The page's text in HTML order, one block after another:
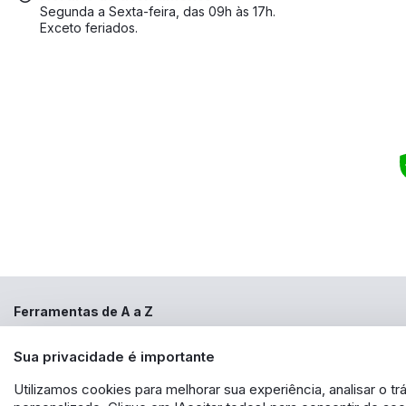
Segunda a Sexta-feira, das 09h às 17h.
Exceto feriados.
Sua privacidade é importante
Utilizamos cookies para melhorar sua experiência, analisar o
Ferramentas de A a Z
aqui veiculados são de propriedade exclusiva da FERRAMENTAS DE A a
EXPORTAÇÃO - EIRELI - CNPJ: 30.356.735/0001-13 - Estrada das
produto. Caso os produtos apresentem divergências de valores, o